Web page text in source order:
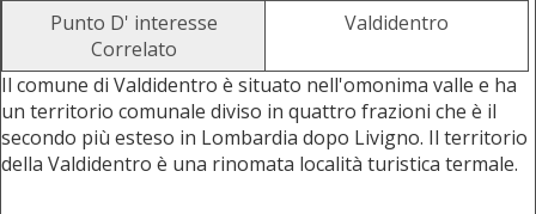
Punto D' interesse
Correlato
Valdidentro
Il comune di Valdidentro è situato nell'omonima valle e ha
un territorio comunale diviso in quattro frazioni che è il
secondo più esteso in Lombardia dopo Livigno. Il territorio
della Valdidentro è una rinomata località turistica termale.